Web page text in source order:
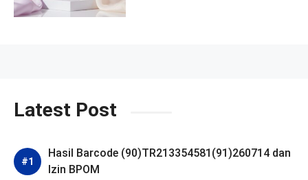
Latest Post
Hasil Barcode (90)TR213354581(91)260714 dan
Izin BPOM